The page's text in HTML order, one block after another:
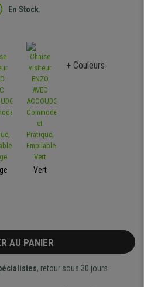
En Stock.
Vert
+ Couleurs
AU PANIER
, retour sous 30 jours